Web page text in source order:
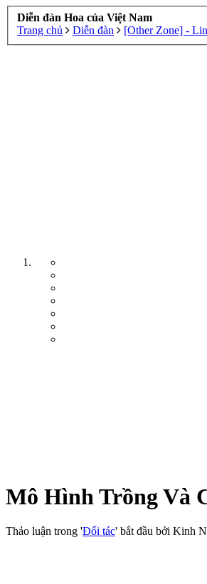
Diễn đàn Hoa của Việt Nam
Trang chủ
Diễn đàn [Other Zone] -
Mô Hình Trồng Và
Thảo luận trong 'Đối tác' bắt đầu bởi Kinh